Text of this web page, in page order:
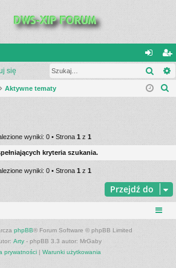
al
og
ę
ar
ej
j
si
się
Aktywne tematy
wyniki: 0 • Strona 1 z 1
kryteria szukania.
wyniki: 0 • Strona 1z 1
Przejdź do
phpBB® Forum Software © phpBB Limited
Arty - phpBB 3.3 autor: MrGaby
prywatności| Warunki użytkowania